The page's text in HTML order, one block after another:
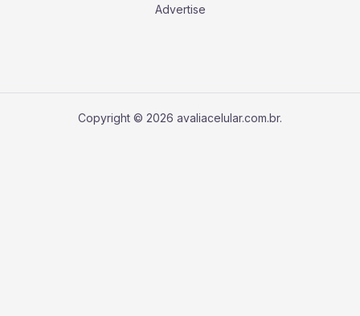
Advertise
Copyright © 2026 avaliacelular.com.br.